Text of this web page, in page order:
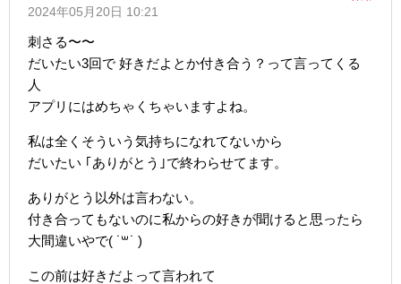
2024年05月20日 10:21
刺さる〜〜
だいたい3回で 好きだよとか付き合う？って言ってくる
人
アプリにはめちゃくちゃいますよね。
私は全くそういう気持ちになれてないから
だいたい ｢ありがとう｣で終わらせてます。
ありがとう以外は言わない。
付き合ってもないのに私からの好きが聞けると思ったら
大間違いやで( ˙꒳​˙ )
この前は好きだよって言われて